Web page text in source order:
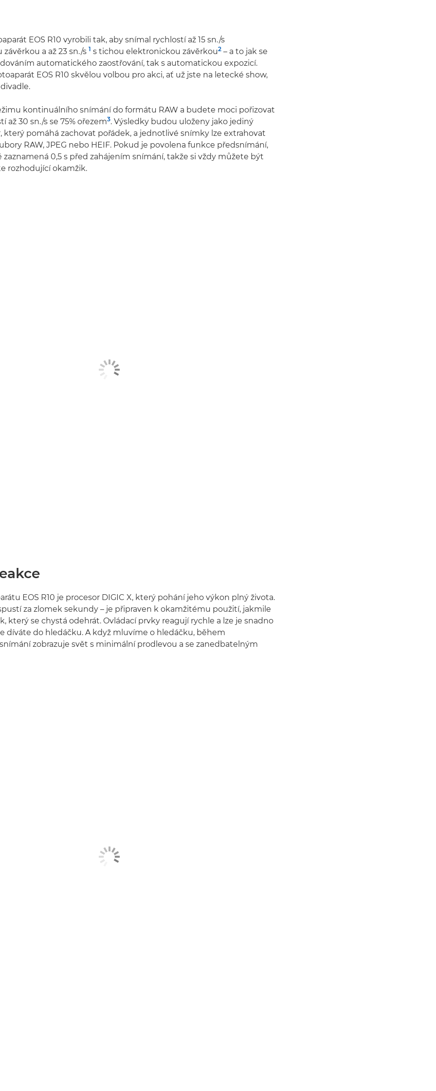
EOS R10 vyrobili tak, aby snímal rychlostí až 15 sn./s
a až 23 sn./s 1 s tichou elektronickou závěrkou2 – a to jak se
automatického zaostřování, tak s automatickou expozicí.
EOS R10 skvělou volbou pro akci, ať už jste na letecké show,
kontinuálního snímání do formátu RAW a budete moci pořizovat
až 30 sn./s se 75% ořezem3. Výsledky budou uloženy jako jediný
který pomáhá zachovat pořádek, a jednotlivé snímky lze extrahovat
RAW, JPEG nebo HEIF. Pokud je povolena funkce předsnímání,
zaznamená 0,5 s před zahájením snímání, takže si vždy můžete být
rozhodující okamžik.
EOS R10 je procesor DIGIC X, který pohání jeho výkon plný života.
za zlomek sekundy – je připraven k okamžitému použití, jakmile
který se chystá odehrát. Ovládací prvky reagují rychle a lze je snadno
díváte do hledáčku. A když mluvíme o hledáčku, během
zobrazuje svět s minimální prodlevou a se zanedbatelným